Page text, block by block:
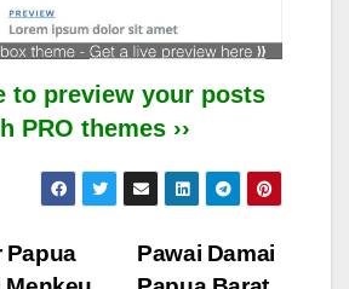
to preview your posts
PRO themes ››
Pawai Damai
Papua